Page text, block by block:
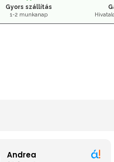
Gyors szállítás
1-2 munkanap